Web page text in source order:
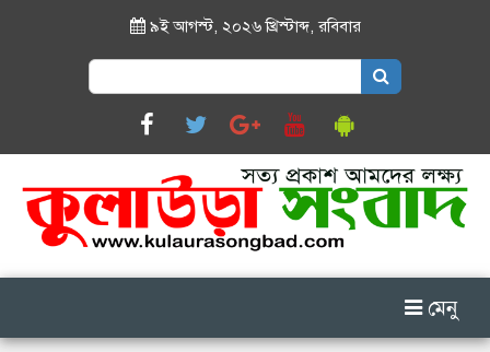
৯ই আগস্ট, ২০২৬ খ্রিস্টাব্দ,রবিবার
Search
for:
মেনু